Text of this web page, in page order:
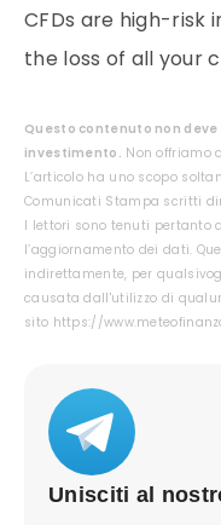
CFDs are high-risk
the loss of all your
Questo contenuto non
investimento. Non offriamo
L’articolo ha uno scopo
Comunicati Stampa scritti
I lettori sono tenuti pertanto
l’aggiornamento dei dati.
indirettamente, per
causata dall'utilizzo di
sito https://
Unisciti al